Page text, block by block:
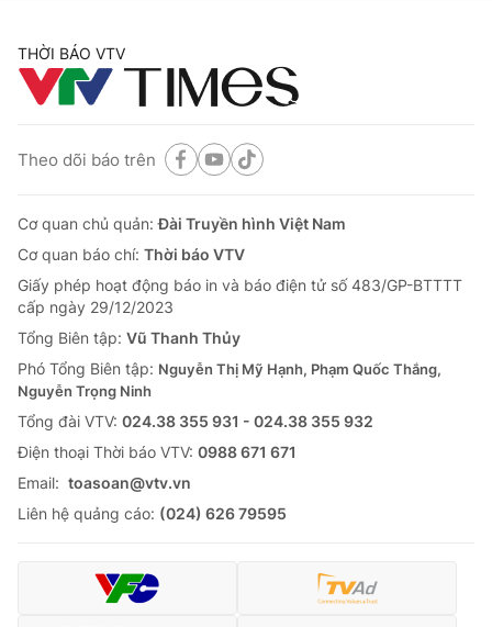
THỜI BÁO VTV
Theo dõi báo trên
Cơ quan chủ quản:Đài Truyền hình Việt Nam
Cơ quan báo chí: Thời báo VTV
Giấy phép hoạt động báo in và báo điện tử số 483/GP-BTTTT
cấp ngày 29/12/2023
Tổng Biên tập: Vũ Thanh Thủy
Phó Tổng Biên tập: Nguyễn Thị Mỹ Hạnh, Phạm Quốc Thắng,
Nguyễn Trọng Ninh
Tổng đài VTV: 024.38 355 931 - 024.38 355 932
Ðiện thoại Thời báo VTV: 0988 671 671
Email: toasoan@vtv.vn
Liên hệ quảng cáo: (024) 626 79595